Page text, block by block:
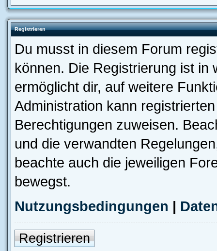
Registrieren
Du musst in diesem Forum
können. Die Registrierung ist in
ermöglicht dir, auf weitere
Administration kann
Berechtigungen zuweisen.
und die verwandten
beachte auch die jeweiligen
bewegst.
Nutzungsbedingungen |
Registrieren